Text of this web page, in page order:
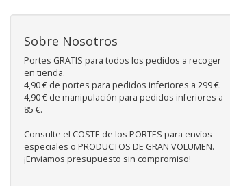
Sobre Nosotros
Portes GRATIS para todos los pedidos a recoger
en tienda.
4,90 € de portes para pedidos inferiores a 299 €.
4,90 € de manipulación para pedidos inferiores a
85 €.
Consulte el COSTE de los PORTES para envíos
especiales o PRODUCTOS DE GRAN VOLUMEN.
¡Enviamos presupuesto sin compromiso!